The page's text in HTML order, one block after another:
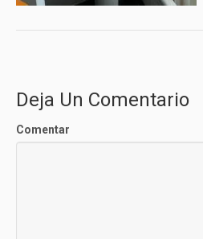
Deja Un Comentario
Comentar